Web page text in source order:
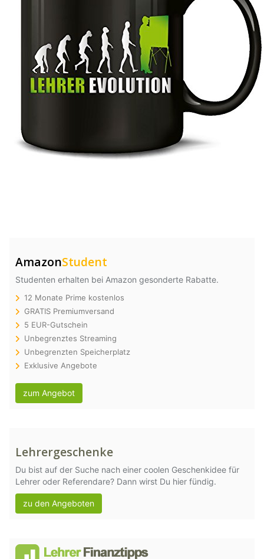
AmazonStudent
Studenten erhalten bei Amazon gesonderte Rabatte.
12 Monate Prime kostenlos
GRATIS Premiumversand
5 EUR-Gutschein
Unbegrenztes Streaming
Unbegrenzten Speicherplatz
Exklusive Angebote
zum Angebot
Lehrergeschenke
Du bist auf der Suche nach einer coolen Geschenkidee für
Lehrer oder Referendare? Dann wirst Du hier fündig.
zu den Angeboten